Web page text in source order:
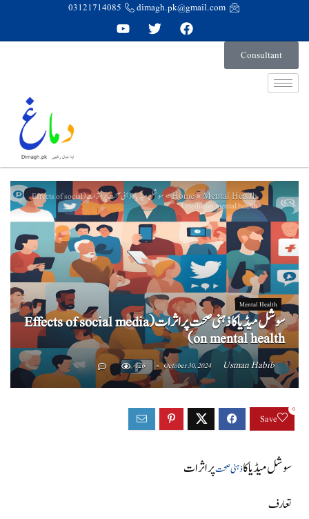
dimagh.pk@gmail.com
03121714085
Consultant
Home»Mental Health
» سوشل میڈیا کا ذہنی صحت پر اثرات (Effects of social
media on mental health)
Mental Health
سوشل میڈیا کا ذہنی صحت پر اثرات (Effects of social media
on mental health)
Usman Habib
October 30, 2024
126
Save
0
سوشل میڈیا کاذہنی صحتپر اثرات
تعارف